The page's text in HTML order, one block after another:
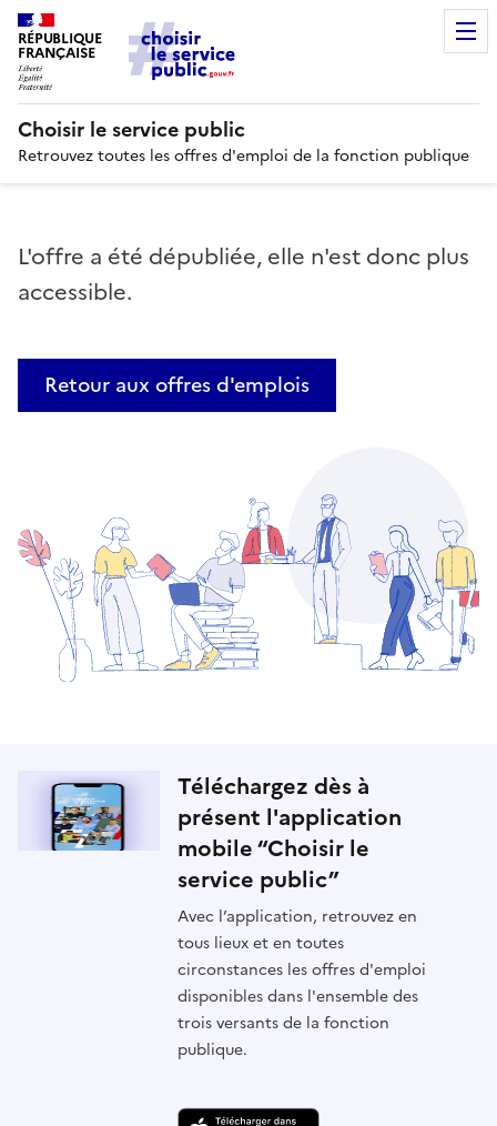
RÉPUBLIQUE
FRANÇAISE
Choisir le service public
Retrouvez toutes les offres d'emploi de la fonction publique
L'offre a été dépubliée, elle n'est donc plus
accessible.
Retour aux offres d'emplois
Téléchargez dès à
présent l'application
mobile “Choisir le
service public”
Avec l’application, retrouvez en
tous lieux et en toutes
circonstances les offres d'emploi
disponibles dans l'ensemble des
trois versants de la fonction
publique.